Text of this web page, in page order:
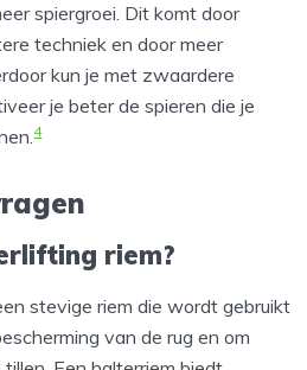
spiergroei. Dit komt door
techniek en door meer
kun je met zwaardere
je beter de spieren die je
4
riem?
stevige riem die wordt gebruikt
van de rug en om